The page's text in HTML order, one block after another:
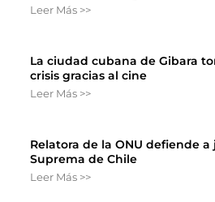
Leer Más >>
La ciudad cubana de Gibara
crisis gracias al cine
Leer Más >>
Relatora de la ONU defiende
Suprema de Chile
Leer Más >>